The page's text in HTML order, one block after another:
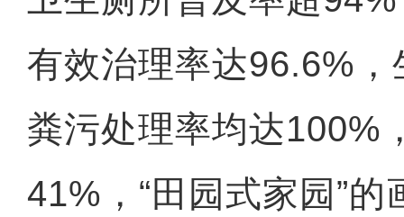
有效治理率达96.6%
粪污处理率均达100%
41%，“田园式家园”